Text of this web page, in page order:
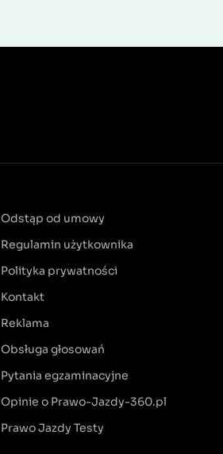
Odstąp od umowy
Regulamin użytkownika
Polityka prywatności
Kontakt
Reklama
Obsługa głosowań
Pytania egzaminacyjne
Opinie o Prawo-Jazdy-360.pl
Prawo Jazdy Testy